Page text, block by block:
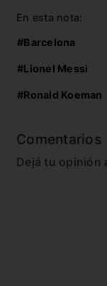
En esta nota:
#Barcelona
#Lionel Messi
#Ronald Koeman
Comentarios
Dejá tu opinión